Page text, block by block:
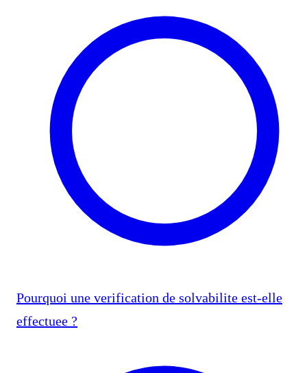
Pourquoi une verification de solvabilite est-elle
effectuee ?